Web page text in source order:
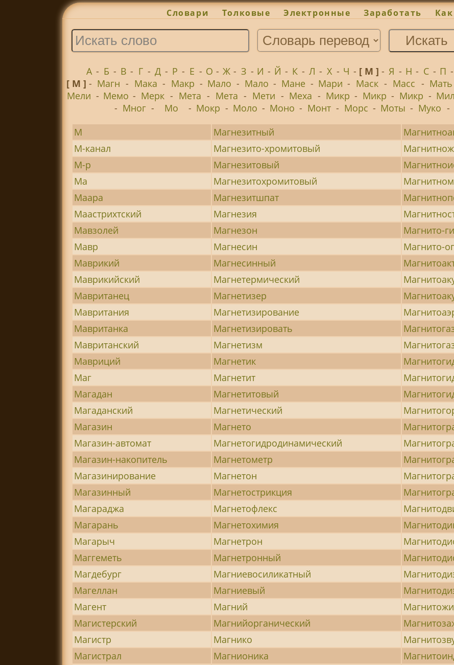
Словари Толковые Электронные Заработать
А - Б - В - Г - Д - Р - Е - О - Ж - З - И - Й - К - Л - Х - Ч - [ М ]- Я - Н - С - П -
[ М ] - Магн - Мака - Макр - Мало - Мало - Мане - Мари - Маск - Масс - Мать
Мели - Мемо - Мерк - Мета - Мета - Мети - Меха - Микр - Микр - Микр -
- Мног - Мо - Мокр - Моло - Моно - Монт - Морс - Моты - Муко -
М
Магнезитный
М-канал
Магнезито-хромитовый
М-р
Магнезитовый
Ма
Магнезитохромитовый
Маара
Магнезитшпат
Маастрихтский
Магнезия
Мавзолей
Магнезон
Магнито-
Мавр
Магнесин
Магнито-
Маврикий
Магнесинный
Маврикийский
Магнетермический
Мавританец
Магнетизер
Мавритания
Магнетизирование
Мавританка
Магнетизировать
Мавританский
Магнетизм
Мавриций
Магнетик
Маг
Магнетит
Магадан
Магнетитовый
Магаданский
Магнетический
Магазин
Магнето
Магазин-автомат
Магнетогидродинамический
Магазин-накопитель
Магнетометр
Магазинирование
Магнетон
Магазинный
Магнетострикция
Магараджа
Магнетофлекс
Магарань
Магнетохимия
Магарыч
Магнетрон
Маггеметь
Магнетронный
Магдебург
Магниевосиликатный
Магеллан
Магниевый
Магент
Магний
Магистерский
Магнийорганический
Магистр
Магнико
Магистрал
Магнионика